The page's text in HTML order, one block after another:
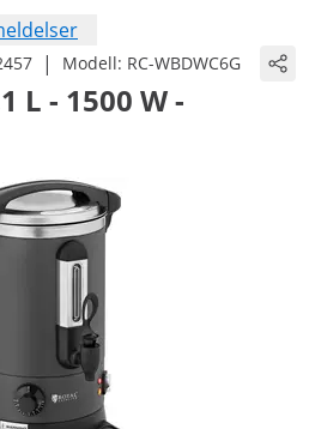
| Modell: RC-WBDWC6G
L - 1500 W -